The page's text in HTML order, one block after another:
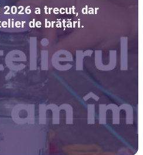
a trecut, dar
de brățări.